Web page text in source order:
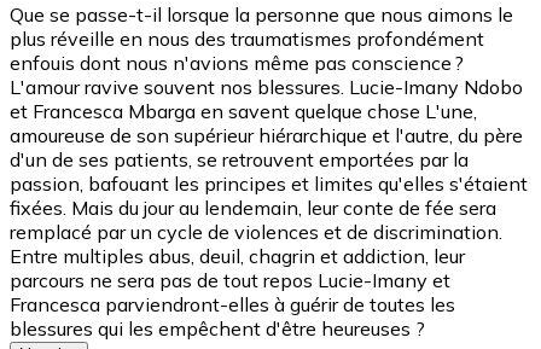
Que se passe-t-il lorsque la personne que nous aimons le
plus réveille en nous des traumatismes profondément
enfouis dont nous n'avions même pas conscience ?
L'amour ravive souvent nos blessures. Lucie-Imany Ndobo
et Francesca Mbarga en savent quelque chose L'une,
amoureuse de son supérieur hiérarchique et l'autre, du père
d'un de ses patients, se retrouvent emportées par la
passion, bafouant les principes et limites qu'elles s'étaient
fixées. Mais du jour au lendemain, leur conte de fée sera
remplacé par un cycle de violences et de discrimination.
Entre multiples abus, deuil, chagrin et addiction, leur
parcours ne sera pas de tout repos Lucie-Imany et
Francesca parviendront-elles à guérir de toutes les
blessures qui les empêchent d'être heureuses ?